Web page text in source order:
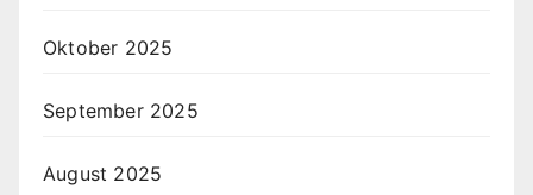
Oktober 2025
September 2025
August 2025